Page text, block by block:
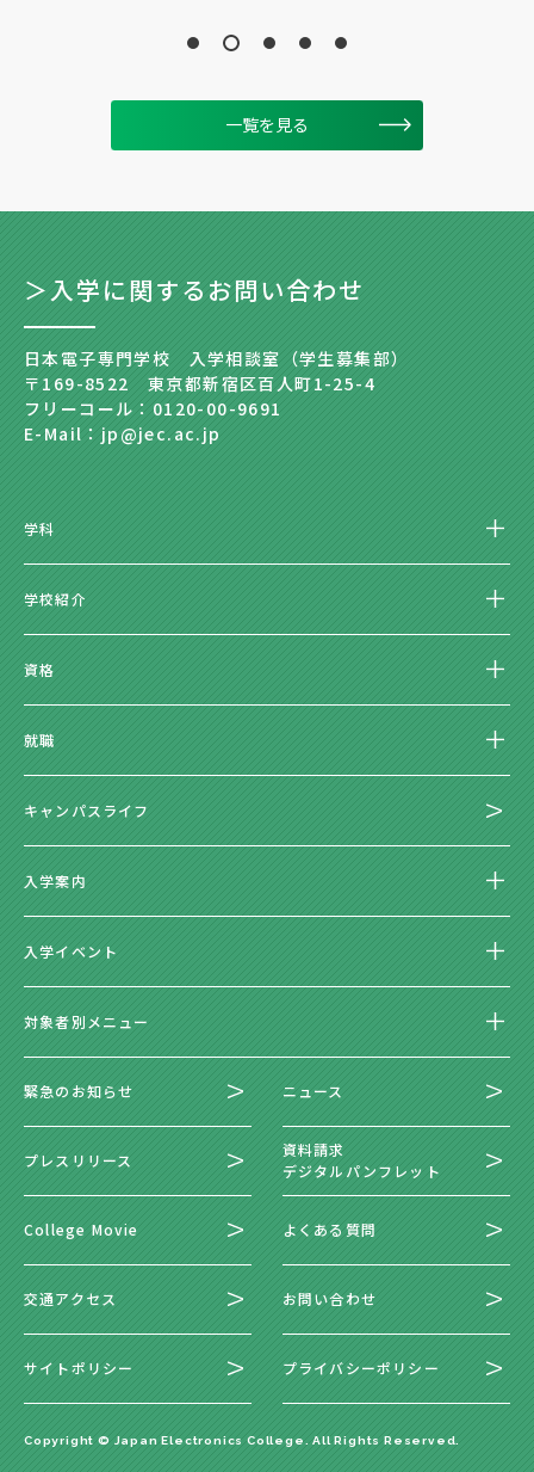
一覧を見る
＞入学に関するお問い合わせ
日本電子専門学校 入学相談室（学生募集部）
〒169-8522 東京都新宿区百人町1-25-4
フリーコール：0120-00-9691
E-Mail：jp@jec.ac.jp
学科
学校紹介
資格
就職
キャンパスライフ
入学案内
入学イベント
対象者別メニュー
緊急のお知らせ ニュース
プレスリリース
資料請求
デジタルパンフレット
College Movie よくある質問
交通アクセス お問い合わせ
サイトポリシー プライバシーポリシー
Copyright © Japan Electronics College. All Rights Reserved.